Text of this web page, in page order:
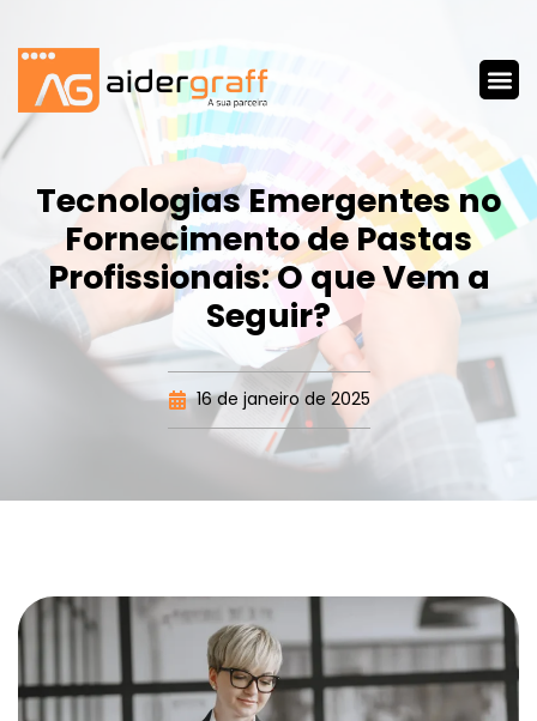
Tecnologias Emergentes no
Fornecimento de Pastas
Profissionais: O que Vem a
Seguir?
16 de janeiro de 2025